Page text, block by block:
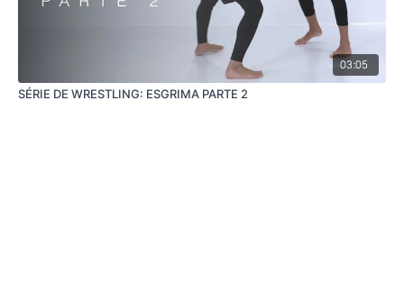
03:05
SÉRIE DE WRESTLING: ESGRIMA PARTE 2